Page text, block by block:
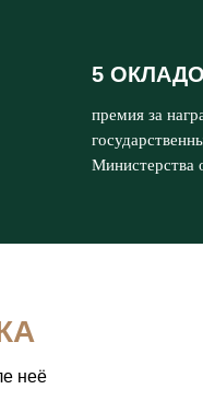
5
премия за
Министерства
неё